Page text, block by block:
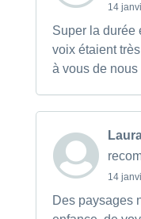
14
Super la durée
voix étaient
à vous de nous
14
Des paysages